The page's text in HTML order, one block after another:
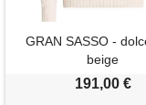
GRAN SASSO -
beige
191,00 €